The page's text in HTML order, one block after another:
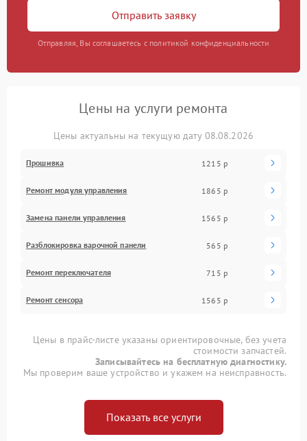
Отправить заявку
Отправляя, Вы соглашаетесь с политикой конфиденциальности
Цены на услуги ремонта
Цены актуальны на текущую дату 08.08.2026
Прошивка 1215 р
Ремонт модуля управления 1865 р
Замена панели управления 1565 р
Разблокировка варочной панели 565 р
Ремонт переключателя 715 р
Ремонт сенсора 1565 р
Цены в прайс-листе указаны ориентировочные, без учета
стоимости запчастей.
Записывайтесь на бесплатную диагностику.
Мы проверим ваше устройство и укажем на неисправность.
Показать все услуги